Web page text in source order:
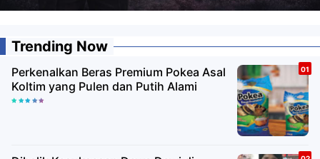
Trending Now
Perkenalkan Beras Premium Pokea Asal
Koltim yang Pulen dan Putih Alami